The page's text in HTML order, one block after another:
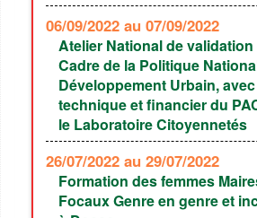
06/09/2022 au 07/09/2022
Atelier National de
Cadre de la Politique
Développement Urbain,
technique et financier du
le Laboratoire Citoyennetés
26/07/2022 au 29/07/2022
Formation des femmes
Focaux Genre en genre et